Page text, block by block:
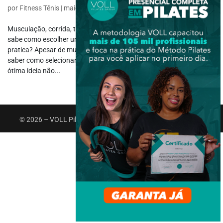
por Fitness Tênis | maio 2, 2022|Corrida,Esportes, Outros Esportes
Musculação, corrida, treinamento funcional, crossfit… Afinal, você
sabe como escolher um tênis de acordo com os esportes que
pratica? Apesar de muitas pessoas não se preocuparem com isso,
saber como selecionar o melhor tênis para cada modalidade é uma
ótima ideia não...
© 2026 – VOLL Pilates Group. Todos os direitos reservados.